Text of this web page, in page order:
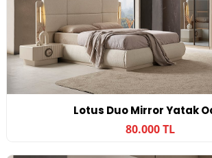
Lotus Duo Mirror Yatak
80.000 TL